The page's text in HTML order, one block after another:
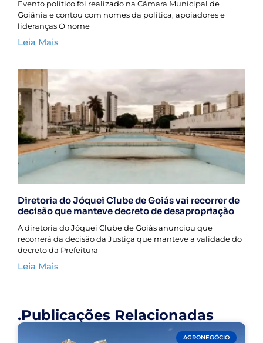
Evento político foi realizado na Câmara Municipal de
Goiânia e contou com nomes da política, apoiadores e
lideranças O nome
Leia Mais
Diretoria do Jóquei Clube de Goiás vai recorrer de
decisão que manteve decreto de desapropriação
A diretoria do Jóquei Clube de Goiás anunciou que
recorrerá da decisão da Justiça que manteve a validade do
decreto da Prefeitura
Leia Mais
.Publicações Relacionadas
AGRONEGÓCIO